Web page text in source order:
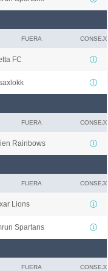
FUERA
FC
FUERA
Rainbows
FUERA
Lions
Spartans
FUERA